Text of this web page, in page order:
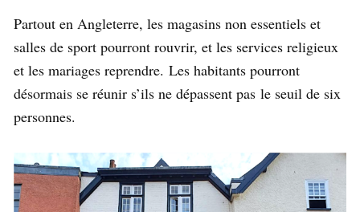
Partout en Angleterre, les magasins non essentiels et
salles de sport pourront rouvrir, et les services religieux
et les mariages reprendre. Les habitants pourront
désormais se réunir s’ils ne dépassent pas le seuil de six
personnes.